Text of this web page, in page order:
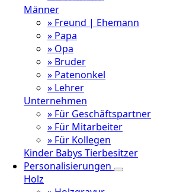
Männer
» Freund | Ehemann
» Papa
» Opa
» Bruder
» Patenonkel
» Lehrer
Unternehmen
» Für Geschäftspartner
» Für Mitarbeiter
» Für Kollegen
Kinder Babys Tierbesitzer
Personalisierungen
Holz